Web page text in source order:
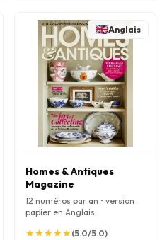
Anglais
Homes & Antiques
Magazine
12 numéros par an • version
papier en Anglais
★
★★
★★
★★
★★
★(5.0/5.0)